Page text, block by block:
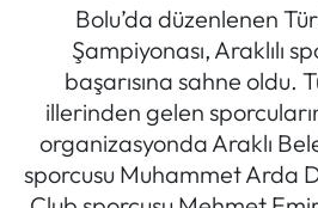
Bolu’da düzenlenen
Şampiyonası, Araklılı
başarısına sahne oldu.
illerinden gelen
organizasyonda Araklı
sporcusu Muhammet Arda
Politik Kulis
Dünya
Magazin
Mektup Galeri
Son Dakika Haberleri
Haber Arşivi